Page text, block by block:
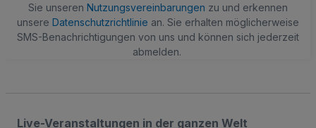
Sie unseren Nutzungsvereinbarungen zu und erkennen
unsere Datenschutzrichtlinie an. Sie erhalten möglicherweise
SMS-Benachrichtigungen von uns und können sich jederzeit
abmelden.
Live-Veranstaltungen in der ganzen Welt